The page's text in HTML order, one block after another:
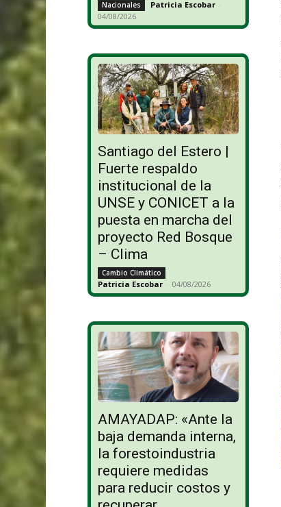
Nacionales Patricia Escobar -
04/08/2026
Santiago del Estero |
Fuerte respaldo
institucional de la
UNSE y CONICET a la
puesta en marcha del
proyecto Red Bosque
– Clima
Cambio Climático
Patricia Escobar - 04/08/2026
AMAYADAP: «Ante la
baja demanda interna,
la forestoindustria
requiere medidas
para reducir costos y